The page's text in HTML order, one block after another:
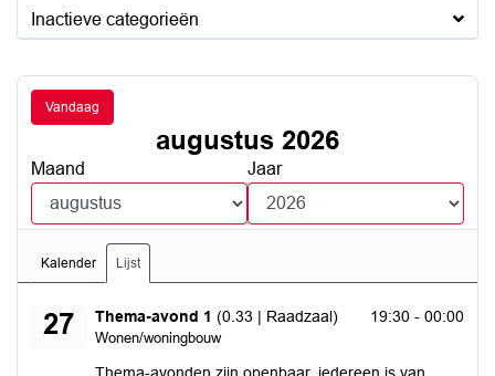
Inactieve categorieën
Vandaag
augustus 2026
Maand Jaar
Kalender Lijst
27 Thema-avond 1 (0.33 | Raadzaal)
Wonen/woningbouw
donderdag 27 augustus 2026 19:30 - 00:00